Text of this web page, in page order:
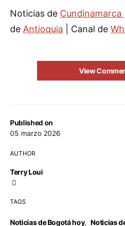
Published on
05 marzo 2026
AUTHOR
Terry Loui
TAGS
Noticias de Bogotá hoy, Noticias
Noticias de Cundinamarca
de Antioquia | Canal de
View